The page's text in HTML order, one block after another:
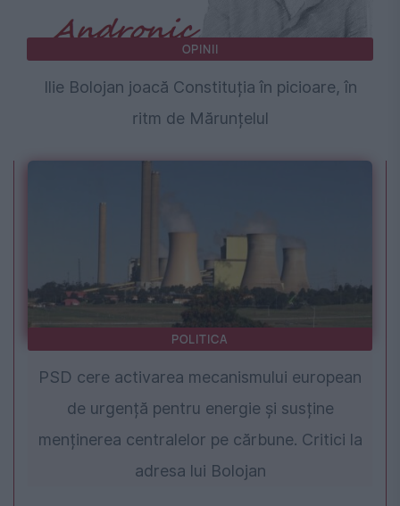
OPINII
Ilie Bolojan joacă Constituția în picioare, în
ritm de Mărunțelul
POLITICA
PSD cere activarea mecanismului european
de urgență pentru energie și susține
menținerea centralelor pe cărbune. Critici la
adresa lui Bolojan